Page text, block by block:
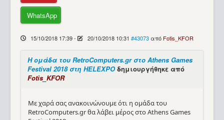
WhatsApp
15/10/2018 17:39- 20/10/2018 10:31 #43073 από Fotis_KFOR
Η ομάδα του RetroComputers.gr στο Athens Games
Festival 2018 στη HELEXPOδημιουργήθηκε από
Fotis_KFOR
Με χαρά σας ανακοινώνουμε ότι η ομάδα του
RetroComputers.gr θα λάβει μέρος στο Athens Games